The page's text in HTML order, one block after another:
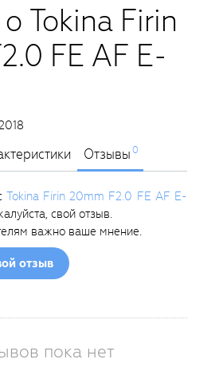
Tokina Firin
FE AF E-
Отзывы0
Tokina Firin 20mm F2.0 FE AF E-
свой отзыв.
важно ваше мнение.
отзыв
пока нет